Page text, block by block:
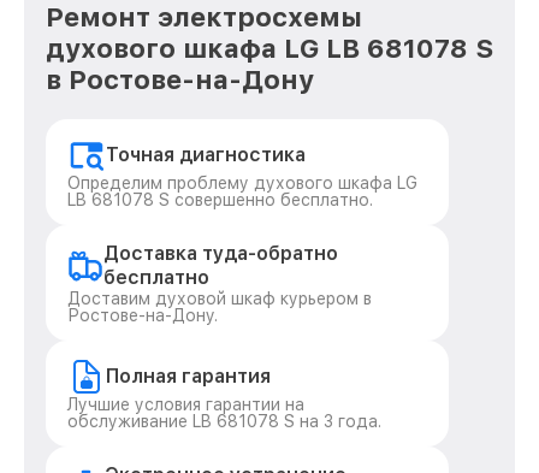
Ремонт электросхемы
духового шкафа LG LB 681078 S
в Ростове-на-Дону
Точная диагностика
Определим проблему духового шкафа LG
LB 681078 S совершенно бесплатно.
Доставка туда-обратно
бесплатно
Доставим духовой шкаф курьером в
Ростове-на-Дону.
Полная гарантия
Лучшие условия гарантии на
обслуживание LB 681078 S на 3 года.